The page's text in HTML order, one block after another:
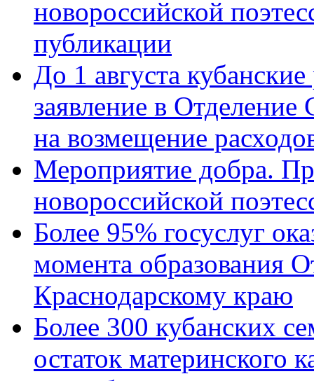
новороссийской
публикации
До 1 августа
заявление в
на возмещение
Мероприятие добра.
новороссийской
Более 95% госуслуг
момента образования
Краснодарскому краю
Более 300 кубанских
остаток материнского